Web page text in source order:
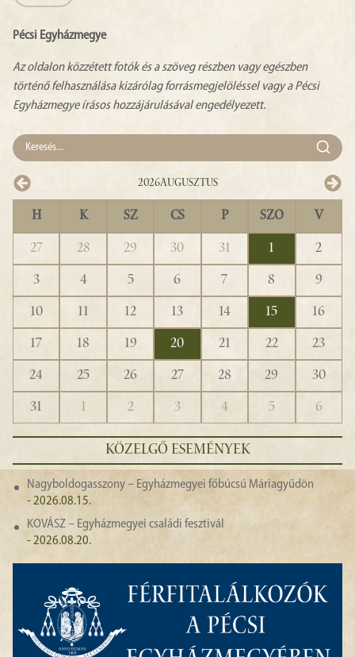
Pécsi Egyházmegye
Az oldalon közzétett fotók és a szöveg részben vagy egészben
történő felhasználása kizárólag forrásmegjelöléssel vagy a Pécsi
Egyházmegye írásos hozzájárulásával engedélyezett.
2026Augusztus
H K SZ CS P SZO V
27 28 29 30 31 1
2
3
4 5 6 7 8
9
10
11 12 13 14 15
16
17
18 19 20 21 22
23
24
25 26 27 28 29
30
31
1 2 3 4 5 6
KÖZELGŐ ESEMÉNYEK
Nagyboldogasszony – Egyházmegyei főbúcsú Máriagyűdön
- 2026.08.15.
KOVÁSZ – Egyházmegyei családi fesztivál
- 2026.08.20.